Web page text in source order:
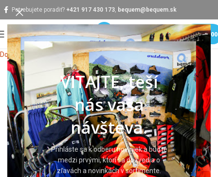
VITAJTE, teší
nás vaša
návšteva.
Prihláste sa k odberu noviniek a buďte
medzi prvými, ktorí sa dozvedia o
zľavách a novinkách v sortimente.
Potrebujete poradiť? +421 917 430 173, bequem@bequem.sk
MENU
Domov Pracovná obuv Členková obuv